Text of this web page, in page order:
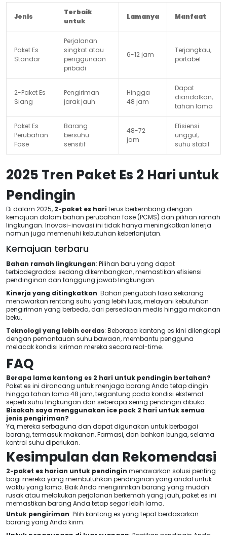
Jenis
Terbaik
untuk
Lamanya Manfaat
Paket Es
Standar
Perjalanan
singkat atau
penggunaan
pribadi
6-12 jam
Terjangkau,
portabel
2-Paket Es
Siang
Pengiriman
jarak jauh
Hingga
48 jam
Dapat
diandalkan,
tahan lama
Paket Es
Perubahan
Fase
Barang
bersuhu
sensitif
48-72
jam
Efisiensi
unggul,
suhu stabil
2025 Tren Paket Es 2 Hari untuk
Pendingin
Di dalam 2025, 2-paket es hari terus berkembang dengan
kemajuan dalam bahan perubahan fase (PCMS) dan pilihan ramah
lingkungan. Inovasi-inovasi ini tidak hanya meningkatkan kinerja
namun juga memenuhi kebutuhan keberlanjutan.
Kemajuan terbaru
Bahan ramah lingkungan: Pilihan baru yang dapat
terbiodegradasi sedang dikembangkan, memastikan efisiensi
pendinginan dan tanggung jawab lingkungan.
Kinerja yang ditingkatkan: Bahan pengubah fasa sekarang
menawarkan rentang suhu yang lebih luas, melayani kebutuhan
pengiriman yang berbeda, dari persediaan medis hingga makanan
beku.
Teknologi yang lebih cerdas: Beberapa kantong es kini dilengkapi
dengan pemantauan suhu bawaan, membantu pengguna
melacak kondisi kiriman mereka secara real-time.
FAQ
Berapa lama kantong es 2 hari untuk pendingin bertahan?
Paket es ini dirancang untuk menjaga barang Anda tetap dingin
hingga tahan lama 48 jam, tergantung pada kondisi eksternal
seperti suhu lingkungan dan seberapa sering pendingin dibuka.
Bisakah saya menggunakan ice pack 2 hari untuk semua
jenis pengiriman?
Ya, mereka serbaguna dan dapat digunakan untuk berbagai
barang, termasuk makanan, Farmasi, dan bahkan bunga, selama
kontrol suhu diperlukan.
Kesimpulan dan Rekomendasi
2-paket es harian untuk pendingin menawarkan solusi penting
bagi mereka yang membutuhkan pendinginan yang andal untuk
waktu yang lama. Baik Anda mengirimkan barang yang mudah
rusak atau melakukan perjalanan berkemah yang jauh, paket es ini
memastikan barang Anda tetap segar lebih lama.
Untuk pengiriman: Pilih kantong es yang tepat berdasarkan
barang yang Anda kirim.